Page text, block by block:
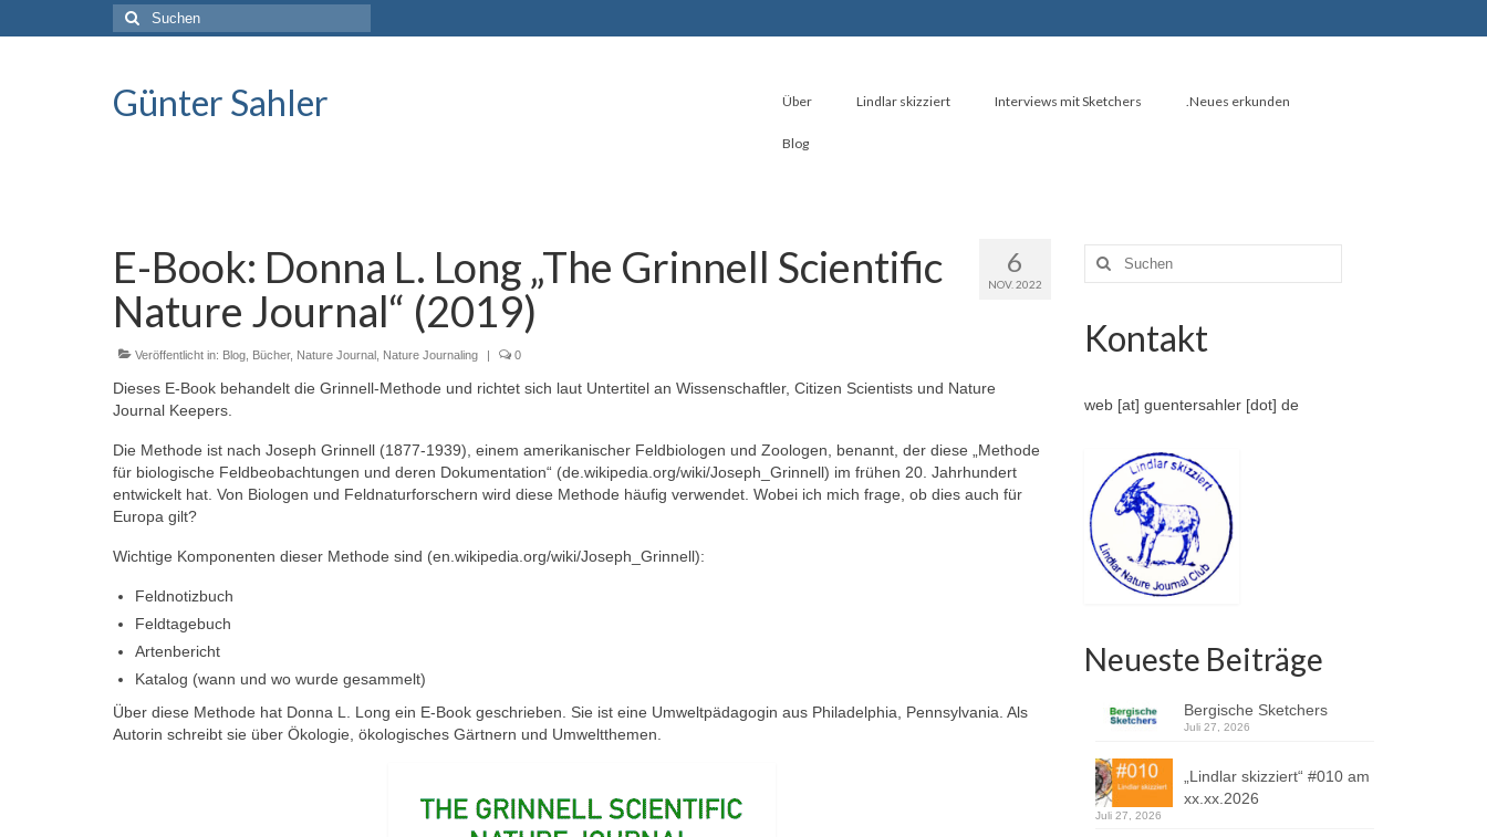
Suche
nach:
Günter Sahler Über Lindlar skizziert Interviews mit Sketchers .Neues erkunden
Blog
6
NOV. 2022
E-Book: Donna L. Long „The Grinnell Scientific
Nature Journal“ (2019)
Veröffentlicht in: Blog Bücher, Nature Journal Nature Journaling | 0
Dieses E-Book behandelt die Grinnell-Methode und richtet sich laut Untertitel an Wissenschaftler, Citizen Scientists und Nature
Journal Keepers.
Die Methode ist nach Joseph Grinnell (1877-1939), einem amerikanischer Feldbiologen und Zoologen, benannt, der diese „Methode
für biologische Feldbeobachtungen und deren Dokumentation“ (de.wikipedia.org/wiki/Joseph_Grinnell) im frühen 20. Jahrhundert
entwickelt hat. Von Biologen und Feldnaturforschern wird diese Methode häufig verwendet. Wobei ich mich frage, ob dies auch für
Europa gilt?
Wichtige Komponenten dieser Methode sind (en.wikipedia.org/wiki/Joseph_Grinnell):
Feldnotizbuch
Feldtagebuch
Artenbericht
Katalog (wann und wo wurde gesammelt)
Über diese Methode hat Donna L. Long ein E-Book geschrieben. Sie ist eine Umweltpädagogin aus Philadelphia, Pennsylvania. Als
Autorin schreibt sie über Ökologie, ökologisches Gärtnern und Umweltthemen.
Suche
nach:
Kontakt
web [at] guentersahler [dot] de
Neueste Beiträge
Bergische Sketchers
Juli 27, 2026
„Lindlar skizziert“ #010 am
xx.xx.2026
Juli 27, 2026